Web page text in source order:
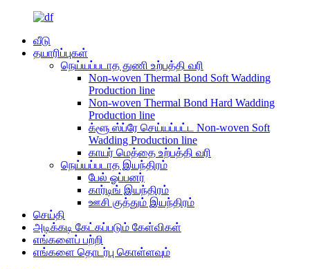
வீடு
தயாரிப்புகள்
நெய்யப்படாத துணி உற்பத்தி வரி
Non-woven Thermal Bond Soft Wadding
Production line
Non-woven Thermal Bond Hard Wadding
Production line
க்ளூ ஸ்ப்ரே செய்யப்பட்ட Non-woven Soft
Wadding Production line
காயர் மெத்தை உற்பத்தி வரி
நெய்யப்படாத இயந்திரம்
பேல் ஓப்பனர்
கார்டிங் இயந்திரம்
ஊசி குத்தும் இயந்திரம்
செய்தி
அடிக்கடி கேட்கப்படும் கேள்விகள்
எங்களைப் பற்றி
எங்களை தொடர்பு கொள்ளவும்